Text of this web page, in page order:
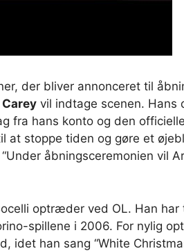
der bliver annonceret til
vil indtage scenen. Hans
fra hans konto og den
at stoppe tiden og gøre et
åbningsceremonien vil
optræder ved OL. Han har
spillene i 2006. For nylig
idet han sang “White